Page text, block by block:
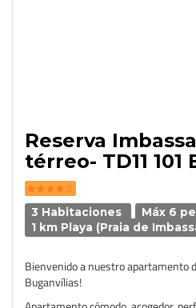
Reserva
térreo- TD11
3 Habitaciones
Máx 6
1 km Playa (Praia de
Bienvenido a nuestro apartamento
Buganvílias!